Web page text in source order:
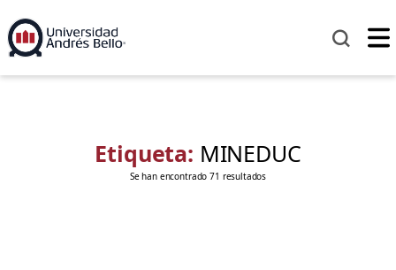
Etiqueta: MINEDUC
Se han encontrado 71 resultados